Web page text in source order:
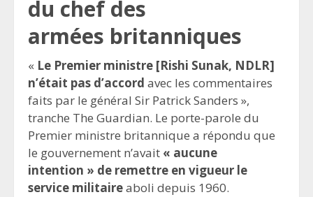
du chef des
armées britanniques
« Le Premier ministre [Rishi Sunak, NDLR]
n’était pas d’accord avec les commentaires
faits par le général Sir Patrick Sanders »,
tranche The Guardian. Le porte-parole du
Premier ministre britannique a répondu que
le gouvernement n’avait « aucune
intention » de remettre en vigueur le
service militaireaboli depuis 1960.